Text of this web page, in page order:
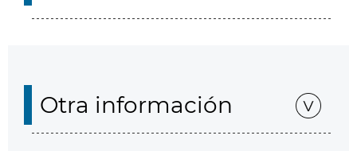
Otra información